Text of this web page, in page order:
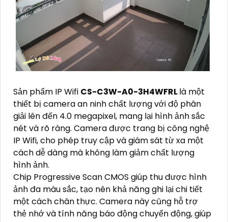
Sản phẩm IP Wifi CS-C3W-A0-3H4WFRLlà một
thiết bị camera an ninh chất lượng với độ phân
giải lên đến 4.0 megapixel, mang lại hình ảnh sắc
nét và rõ ràng. Camera được trang bị công nghệ
IP Wifi, cho phép truy cập và giám sát từ xa một
cách dễ dàng mà không làm giảm chất lượng
hình ảnh.
Chip Progressive Scan CMOS giúp thu được hình
ảnh đa màu sắc, tạo nên khả năng ghi lại chi tiết
một cách chân thực. Camera này cũng hỗ trợ
thẻ nhớ và tính năng báo động chuyển động, giúp